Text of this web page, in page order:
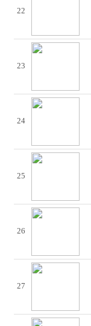
22
23
24
25
26
27